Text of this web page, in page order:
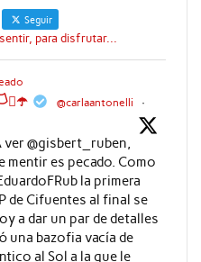
Seguir
para disfrutar...
@carlaantonelli
·
@gisbert_ruben,
mentir es pecado. Como
la primera
de Cifuentes al final se
a dar un par de detalles
una bazofia vacía de
al Sol a la que le